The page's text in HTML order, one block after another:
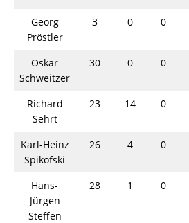
Georg
Pröstler
3 0 0
Oskar
Schweitzer
30 0 0
Richard
Sehrt
23 14 0
Karl-Heinz
Spikofski
26 4 0
Hans-
Jürgen
Steffen
28 1 0